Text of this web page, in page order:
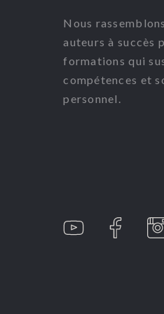
Nous
auteurs à succès
formations qui
compétences et
personnel.